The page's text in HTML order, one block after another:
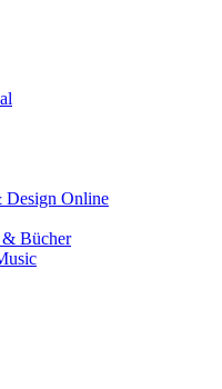
Design Online
Bücher